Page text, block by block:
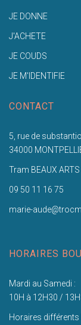
JE DONNE
J'ACHETE
JE COUDS
JE M'IDENTIFIE
CONTACT
5, rue de
34000
Tram BEAUX ARTS
09 50 11 16 75
marie-
HORAIRES
Mardi au Samedi :
10H à 12H30 /
Horaires différents